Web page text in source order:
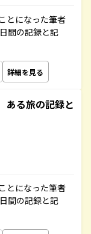
とになった筆者
間の記録と記
詳細を見る
る旅の記録と
とになった筆者
間の記録と記